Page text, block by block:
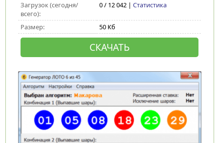
Загрузок (сегодня/
всего):
0 / 12 042 | Статистика
Размер: 50 Кб
СКАЧАТЬ